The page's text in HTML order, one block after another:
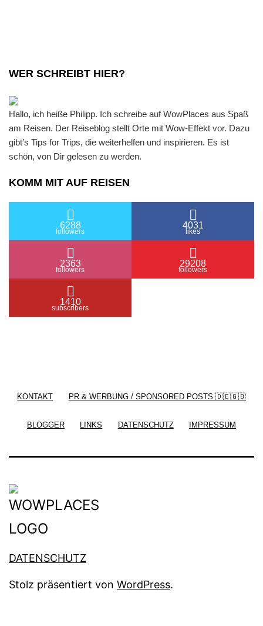
WER SCHREIBT HIER?
Hallo, ich heiße Philipp. Ich schreibe auf WowPlaces aus Spaß
am Reisen. Der Reiseblog stellt Orte mit Wow-Effekt vor. Dazu
gibt’s Tips for Trips, die weiterhelfen und inspirieren. Es ist
schön, von Dir gelesen zu werden.
KOMM MIT AUF REISEN
6288
followers
4031
likes
2363
followers
29208
followers
1410
subscribers
KONTAKT PR & WERBUNG / SPONSORED POSTS 🇩🇪🇬🇧
BLOGGER LINKS DATENSCHUTZ IMPRESSUM
DATENSCHUTZ
Stolz präsentiert von WordPress.